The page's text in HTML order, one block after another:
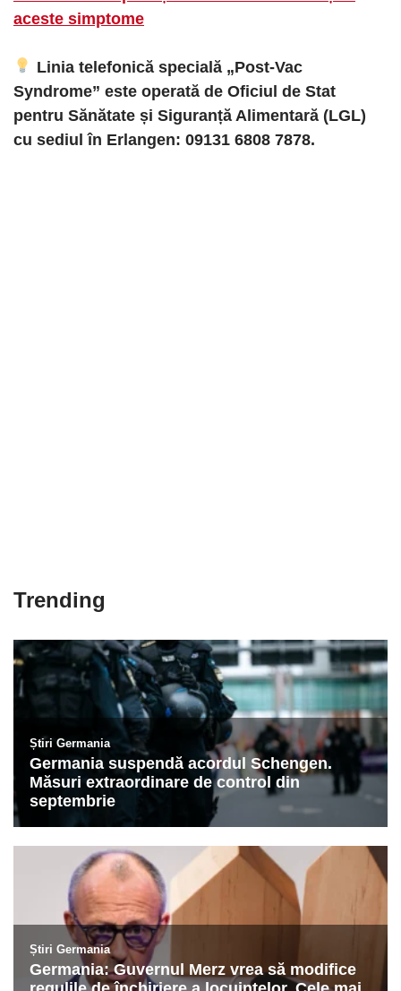
aceste simptome
Linia telefonică specială „Post-Vac
Syndrome” este operată de Oficiul de Stat
pentru Sănătate și Siguranță Alimentară (LGL)
cu sediul în Erlangen: 09131 6808 7878.
Trending